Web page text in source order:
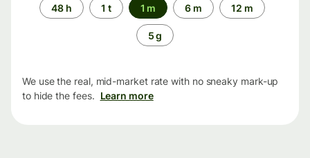
Time
period
48 h 1 t 1 m 6 m 12 m
5 g
We use the real, mid-market rate with no sneaky mark-up
to hide the fees. Learn more